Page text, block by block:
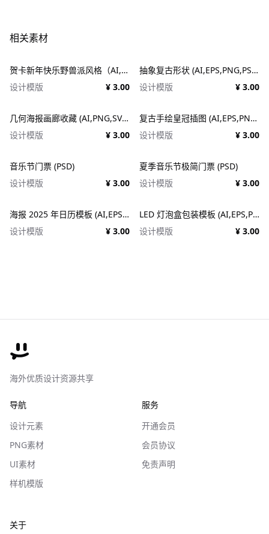
相关素材
贺卡新年快乐野兽派风格（AI,EPS）
设计模版
¥ 3.00
抽象复古形状 (AI,EPS,PNG,PSD,SVG)
设计模版
¥ 3.00
几何海报画廊收藏 (AI,PNG,SVG)
设计模版
¥ 3.00
复古手绘皇冠插图 (AI,EPS,PNG,SVG)
设计模版
¥ 3.00
音乐节门票 (PSD)
设计模版
¥ 3.00
夏季音乐节极简门票 (PSD)
设计模版
¥ 3.00
海报 2025 年日历模板 (AI,EPS,PDF,PSD)
设计模版
¥ 3.00
LED 灯泡盒包装模板 (AI,EPS,PDF)
设计模版
¥ 3.00
海外优质设计资源共享
导航
设计元素
PNG素材
UI素材
样机模版
服务
开通会员
会员协议
免责声明
关于